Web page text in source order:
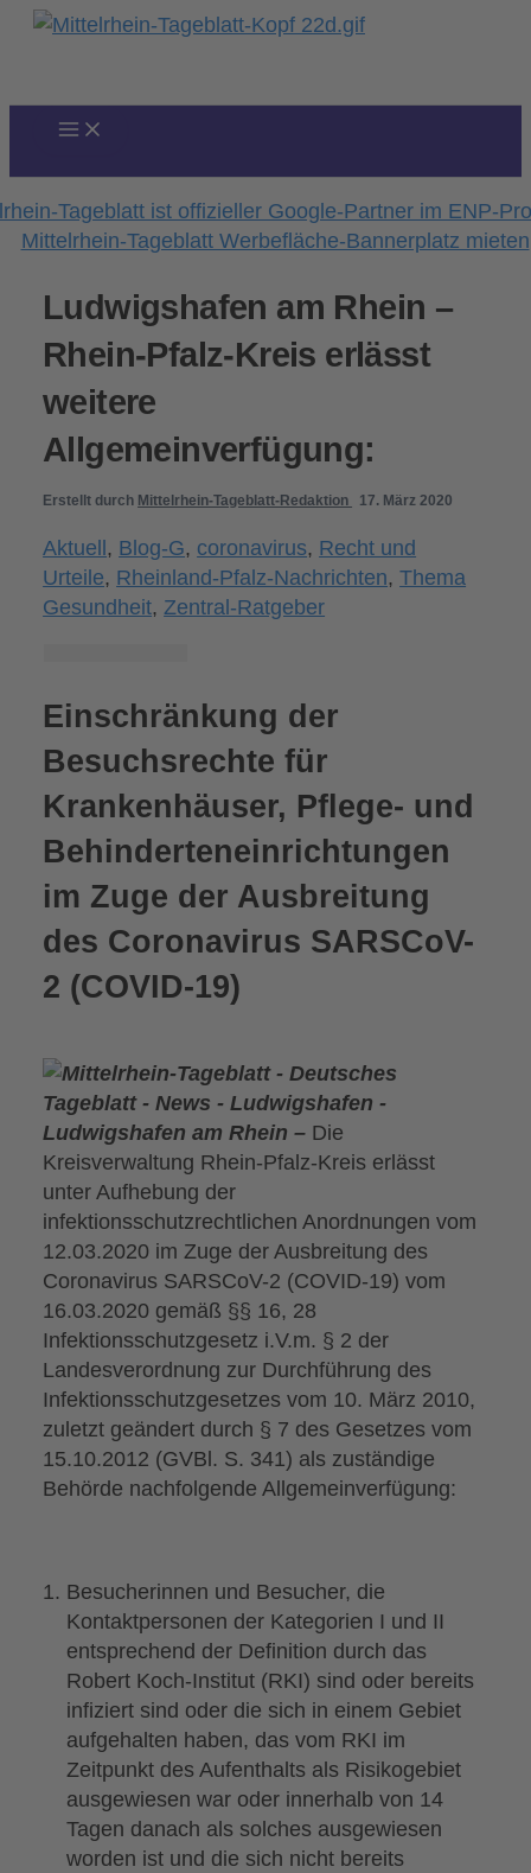
Zum
Ludwigshafen am Rhein –
Rhein-Pfalz-Kreis erlässt
weitere
Allgemeinverfügung:
Erstellt durch Mittelrhein-Tageblatt-Redaktion 17. März 2020
Aktuell, Blog-G, coronavirus, Recht und
Urteile, Rheinland-Pfalz-Nachrichten,Thema
Gesundheit,Zentral-Ratgeber
Einschränkung der
Besuchsrechte für
Krankenhäuser, Pflege- und
Behinderteneinrichtungen
im Zuge der Ausbreitung
des Coronavirus SARSCoV-
2 (COVID-19)
Ludwigshafen am Rhein – Die
Kreisverwaltung Rhein-Pfalz-Kreis erlässt
unter Aufhebung der
infektionsschutzrechtlichen Anordnungen vom
12.03.2020 im Zuge der Ausbreitung des
Coronavirus SARSCoV-2 (COVID-19) vom
16.03.2020 gemäß §§ 16, 28
Infektionsschutzgesetz i.V.m. § 2 der
Landesverordnung zur Durchführung des
Infektionsschutzgesetzes vom 10. März 2010,
zuletzt geändert durch § 7 des Gesetzes vom
15.10.2012 (GVBl. S. 341) als zuständige
Behörde nachfolgende Allgemeinverfügung:
Besucherinnen und Besucher, die
Kontaktpersonen der Kategorien I und II
entsprechend der Definition durch das
Robert Koch-Institut (RKI) sind oder bereits
infiziert sind oder die sich in einem Gebiet
aufgehalten haben, das vom RKI im
Zeitpunkt des Aufenthalts als Risikogebiet
ausgewiesen war oder innerhalb von 14
Tagen danach als solches ausgewiesen
worden ist und die sich nicht bereits